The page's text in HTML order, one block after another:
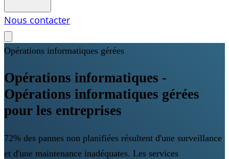
Nous contacter
Opérations informatiques gérées
Opérations informatiques -
Opérations informatiques gérées
pour les entreprises
72% des pannes non planifiées résultent d'une surveillance
et d'une maintenance inadéquates. Les services